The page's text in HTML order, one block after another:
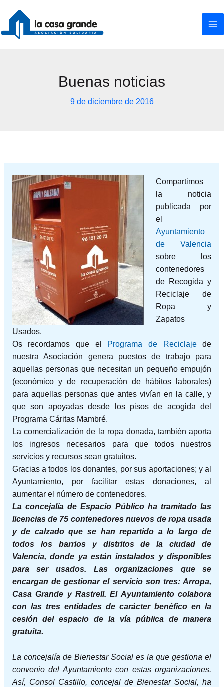
contenido
Buenas noticias
9 de diciembre de 2016
Compartimos
la noticia
publicada por
el
Ayuntamiento
de Valencia
sobre los
contenedores
de Recogida y
Reciclaje de
Ropa y
Zapatos
Usados.
Os recordamos que el Programa de Reciclajede
nuestra Asociación genera puestos de trabajo para
aquellas personas que necesitan un pequeño empujón
(económico y de recuperación de hábitos laborales)
para aquellas personas que antes vivían en la calle, y
que son apoyadas desde los pisos de acogida del
Programa Cáritas Mambré.
La comercialización de la ropa donada, también aporta
los ingresos necesarios para que todos nuestros
servicios y recursos sean gratuitos.
Gracias a todos los donantes, por sus aportaciones; y al
Ayuntamiento, por facilitar estas donaciones, al
aumentar el número de contenedores.
La concejalía de Espacio Público ha tramitado las
licencias de 75 contenedores nuevos de ropa usada
y de calzado que se han repartido a lo largo de
todos los barrios y distritos de la ciudad de
Valencia, donde ya están instalados y disponibles
para ser usados. Las organizaciones que se
encargan de gestionar el servicio son tres: Arropa,
Casa Grande y Rastrell. El Ayuntamiento colabora
con las tres entidades de carácter benéfico en la
cesión del espacio de la vía pública de manera
gratuita.
La concejalía de Bienestar Social es la que gestiona el
convenio del Ayuntamiento con estas organizaciones.
Así, Consol Castillo, concejal de Bienestar Social, ha